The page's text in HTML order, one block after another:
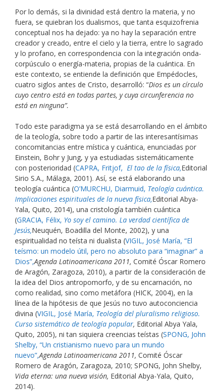
Por lo demás, si la divinidad está dentro la materia, y no
fuera, se quiebran los dualismos, que tanta esquizofrenia
conceptual nos ha dejado: ya no hay la separación entre
creador y creado, entre el cielo y la tierra, entre lo sagrado
y lo profano, en correspondencia con la integración onda-
corpúsculo o energía-materia, propias de la cuántica. En
este contexto, se entiende la definición que Empédocles,
cuatro siglos antes de Cristo, desarrolló: “Dios es un círculo
cuyo centro está en todas partes, y cuya circunferencia no
está en ninguna”.
Todo este paradigma ya se está desarrollando en el ámbito
de la teología, sobre todo a partir de las interesantísimas
concomitancias entre mística y cuántica, enunciadas por
Einstein, Bohr y Jung, y ya estudiadas sistemáticamente
con posterioridad (CAPRA, Fritjof, El tao de la física,Editorial
Sirio S.A., Málaga, 2001). Así, se está elaborando una
teología cuántica (O’MURCHU, Diarmuid, Teología cuántica.
Implicaciones espirituales de la nueva física,Editorial Abya-
Yala, Quito, 2014), una cristología también cuántica
(GRACIA, Félix, Yo soy el camino. La verdad científica de
Jesús,Neuquén, Boadilla del Monte, 2002), y una
espiritualidad no teísta ni dualista (VIGIL, José María, “El
teísmo: un modelo útil, pero no absoluto para “imaginar” a
Dios”,Agenda Latinoamericana 2011, Comité Óscar Romero
de Aragón, Zaragoza, 2010), a partir de la consideración de
la idea del Dios antropomorfo, y de su encarnación, no
como realidad, sino como metáfora (HICK, 2004), en la
línea de la hipótesis de que Jesús no tuvo autoconciencia
divina (VIGIL, José María, Teología del pluralismo religioso.
Curso sistemático de teología popular, Editorial Abya Yala,
Quito, 2005), ni tan siquiera creencias teístas (SPONG, John
Shelby, “Un cristianismo nuevo para un mundo
nuevo”,Agenda Latinoamericana 2011, Comité Óscar
Romero de Aragón, Zaragoza, 2010; SPONG, John Shelby,
Vida eterna: una nueva visión, Editorial Abya-Yala, Quito,
2014).